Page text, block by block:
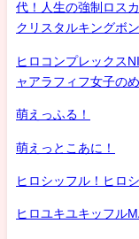
代！人生の強制ロス
クリスタルキングボ
ヒロコンプレックス
ャアラフィフ女子の
萌えっふる！
萌えっとこあに！
ヒロシッフル！ヒロ
ヒロユキユキッフル